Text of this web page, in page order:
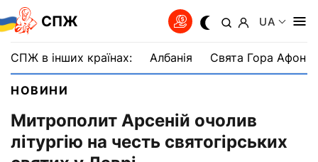
СПЖ UA
СПЖ в інших країнах: Албанія Свята Гора Афон
НОВИНИ
Митрополит Арсеній очолив
літургію на честь святогірських